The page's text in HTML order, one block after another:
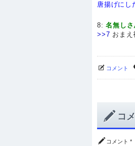
唐揚げにし
8:名無し
>>7 おまえ
コメント
コ
コメント *